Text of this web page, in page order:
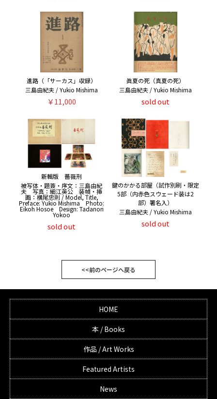
進路（「サーカス」収録）
三島由紀夫 / Yukio Mishima
￥11,000
眞夏の死（真夏の死）
三島由紀夫 / Yukio Mishima
sold out
新輯版 薔薇刑
被写体・題簽・序文：三島由紀
夫 写真：細江英公 装幀・挿
画：横尾忠則 / Model, Title,
Preface: Yukio Mishima Photo:
Eikoh Hosoe Design: Tadanori
Yokoo
sold out
鍵のかかる部屋（試作別刷・限定
5部（内赤色スウェード装は2
部）署名入）
三島由紀夫 / Yukio Mishima
sold out
<<前のページへ戻る
HOME
本 / Books
作品 / Art Works
Featured Artists
News